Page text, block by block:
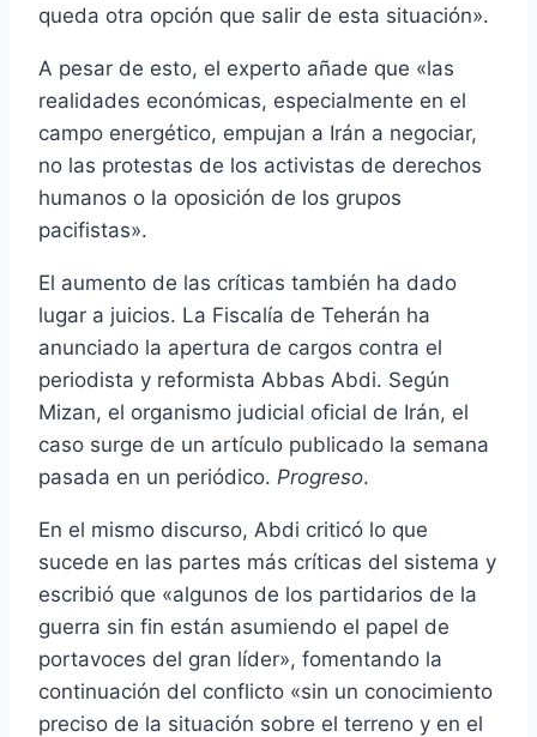
queda otra opción que salir de esta situación».
A pesar de esto, el experto añade que «las
realidades económicas, especialmente en el
campo energético, empujan a Irán a negociar,
no las protestas de los activistas de derechos
humanos o la oposición de los grupos
pacifistas».
El aumento de las críticas también ha dado
lugar a juicios. La Fiscalía de Teherán ha
anunciado la apertura de cargos contra el
periodista y reformista Abbas Abdi. Según
Mizan, el organismo judicial oficial de Irán, el
caso surge de un artículo publicado la semana
pasada en un periódico. Progreso.
En el mismo discurso, Abdi criticó lo que
sucede en las partes más críticas del sistema y
escribió que «algunos de los partidarios de la
guerra sin fin están asumiendo el papel de
portavoces del gran líder», fomentando la
continuación del conflicto «sin un conocimiento
preciso de la situación sobre el terreno y en el